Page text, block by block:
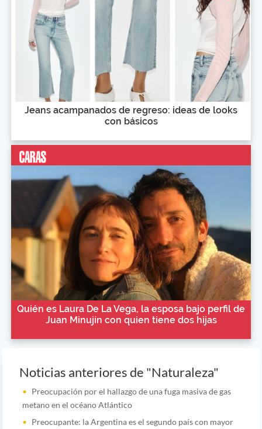
Jeans acampanados de regreso: ideas de looks
con básicos
Quién es Laura De La Vega, la esposa bajo perfil de
Juan Minujín con quien tiene dos hijas
Noticias anteriores de "Naturaleza"
Preocupación por el hallazgo de una fuga masiva de gas
metano en el océano Atlántico
Preocupante: la Argentina es el segundo país con mayor